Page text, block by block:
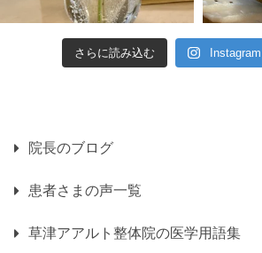
さらに読み込む
院長のブログ
患者さまの声一覧
草津アアルト整体院の医学用語集